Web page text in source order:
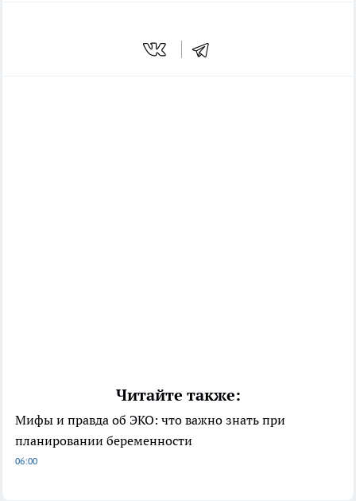
Читайте также:
Мифы и правда об ЭКО: что важно знать при
планировании беременности
06:00